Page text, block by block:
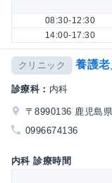
08:30-12:30
14:00-17:30
クリニック 養護
診療科： 内科
〒8990136 鹿児島
0996674136
内科 診療時間